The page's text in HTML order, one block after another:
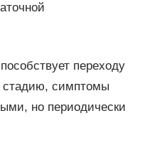
переходу
стадию, симптомы
но периодически